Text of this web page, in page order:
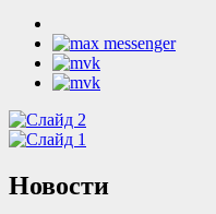
Новости